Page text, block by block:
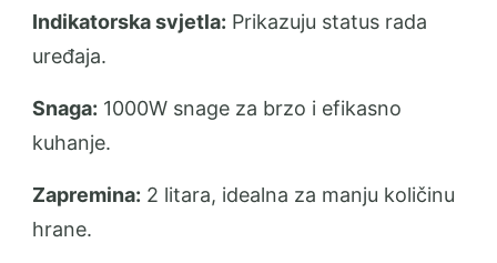
Indikatorska svjetla: Prikazuju status rada
uređaja.
Snaga: 1000W snage za brzo i efikasno
kuhanje.
Zapremina: 2 litara, idealna za manju količinu
hrane.